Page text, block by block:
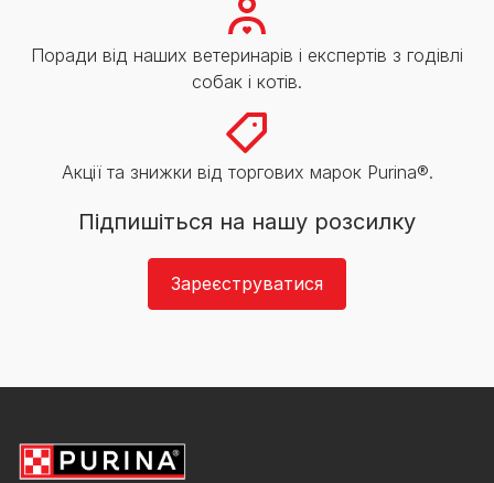
Поради від наших ветеринарів і експертів з годівлі
собак і котів.
Акції та знижки від торгових марок Purina®.
Підпишіться на нашу розсилку
Зареєструватися